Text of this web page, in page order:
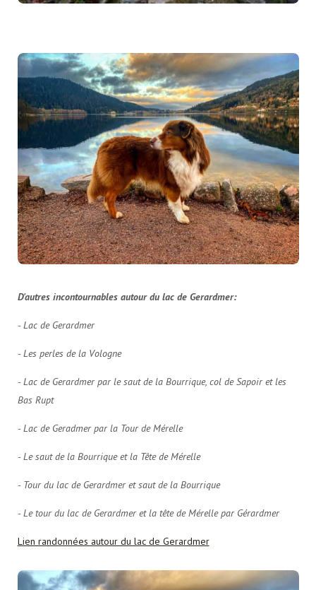
D'autres incontournables autour du lac de Gerardmer:
- Lac de Gerardmer
- Les perles de la Vologne
- Lac de Gerardmer par le saut de la Bourrique, col de Sapoir et les
Bas Rupt
- Lac de Geradmer par la Tour de Mérelle
- Le saut de la Bourrique et la Tête de Mérelle
- Tour du lac de Gerardmer et saut de la Bourrique
- Le tour du lac de Gerardmer et la tête de Mérelle par Gérardmer
Lien randonnées autour du lac de Gerardmer